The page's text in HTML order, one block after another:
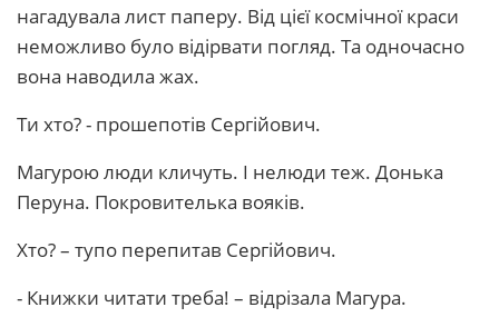
нагадувала лист паперу. Від цієї космічної краси
неможливо було відірвати погляд. Та одночасно
вона наводила жах.
Ти хто? - прошепотів Сергійович.
Магурою люди кличуть. І нелюди теж. Донька
Перуна. Покровителька вояків.
Хто? – тупо перепитав Сергійович.
- Книжки читати треба! – відрізала Магура.